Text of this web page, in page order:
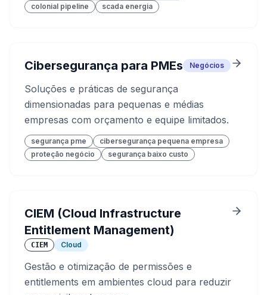
colonial pipeline
scada energia
Cibersegurança para PMEs Negócios
Soluções e práticas de segurança
dimensionadas para pequenas e médias
empresas com orçamento e equipe limitados.
segurança pme
cibersegurança pequena empresa
proteção negócio
segurança baixo custo
CIEM (Cloud Infrastructure
Entitlement Management)
CIEM Cloud
Gestão e otimização de permissões e
entitlements em ambientes cloud para reduzir